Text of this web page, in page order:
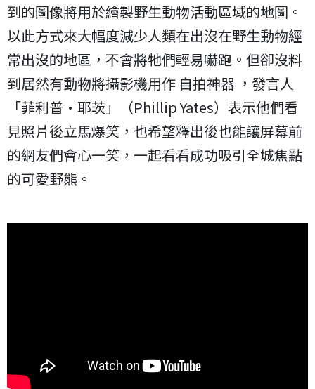
到的圖像將用於繪製野生動物活動區域的地圖。
以此方式來大幅度減少人類在出沒在野生動物經
常出沒的地區，不會將牠們輕易嚇跑。但卻沒料
到居然有動物將攝影機用作 自拍神器 ，發言人
「菲利普·耶茨」（Phillip Yates）表示他們看
見照片後立馬爆笑，也希望釋出後也能讓屏幕前
的網友們會心一笑，一起看看成功吸引全城焦點
的可愛野熊。